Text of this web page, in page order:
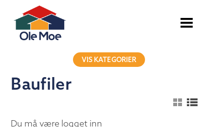
VIS KATEGORIER
Baufiler
Du må være logget inn